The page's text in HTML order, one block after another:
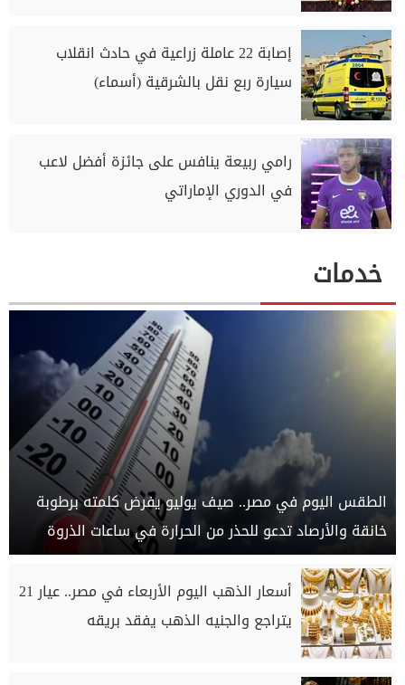
إصابة 22 عاملة زراعية في حادث انقلاب
سيارة ربع نقل بالشرقية (أسماء)
رامي ربيعة ينافس على جائزة أفضل لاعب
في الدوري الإماراتي
خدمات
الطقس اليوم في مصر.. صيف يوليو يفرض كلمته برطوبة
خانقة والأرصاد تدعو للحذر من الحرارة في ساعات الذروة
أسعار الذهب اليوم الأربعاء في مصر.. عيار 21
يتراجع والجنيه الذهب يفقد بريقه